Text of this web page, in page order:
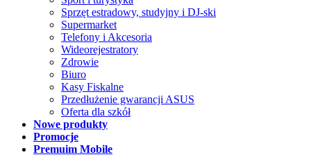
Sprzęt estradowy, studyjny i DJ-ski
Supermarket
Telefony i Akcesoria
Wideorejestratory
Zdrowie
Biuro
Kasy Fiskalne
Przedłużenie gwarancji ASUS
Oferta dla szkół
Nowe produkty
Promocje
Premuim Mobile